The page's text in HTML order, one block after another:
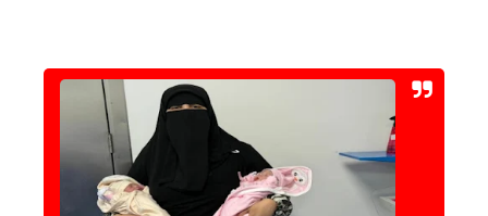
آراء وتحليلات
المزيد